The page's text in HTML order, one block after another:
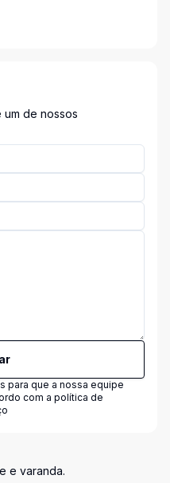
de nossos
para que a nossa equipe
com a política de
e varanda.